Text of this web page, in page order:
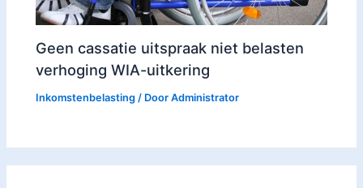
Geen cassatie uitspraak niet belasten
verhoging WIA-uitkering
Inkomstenbelasting / DoorAdministrator